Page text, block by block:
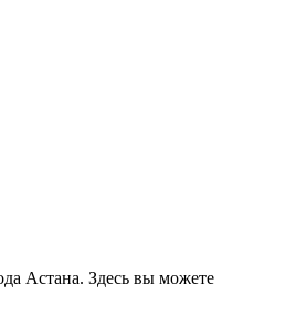
Астана. Здесь вы можете